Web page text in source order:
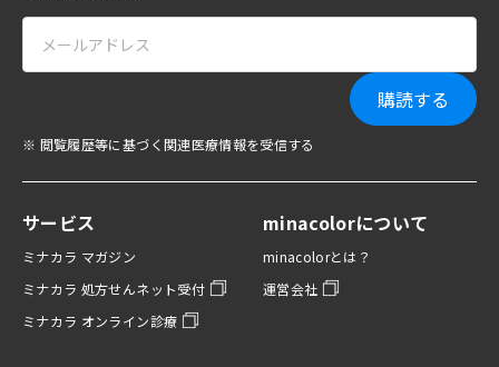
購読する
※ 閲覧履歴等に基づく関連医療情報を受信する
サービス
ミナカラ マガジン
ミナカラ 処方せんネット受付
ミナカラ オンライン診療
minacolorについて
minacolorとは？
運営会社